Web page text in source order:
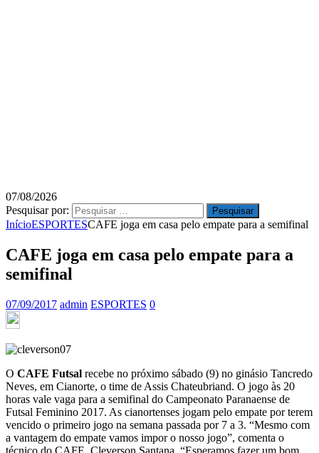
07/08/2026
Pesquisar por:
InícioESPORTESCAFE joga em casa pelo empate para a semifinal
CAFE joga em casa pelo empate para a
semifinal
07/09/2017 admin ESPORTES 0
O CAFE Futsal recebe no próximo sábado (9) no ginásio Tancredo
Neves, em Cianorte, o time de Assis Chateubriand. O jogo às 20
horas vale vaga para a semifinal do Campeonato Paranaense de
Futsal Feminino 2017. As cianortenses jogam pelo empate por terem
vencido o primeiro jogo na semana passada por 7 a 3. “Mesmo com
a vantagem do empate vamos impor o nosso jogo”, comenta o
técnico do CAFE, Cleverson Santana. “Esperamos fazer um bom